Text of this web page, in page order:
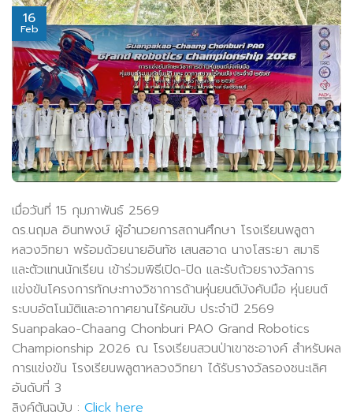
16
Feb
เมื่อวันที่ 15 กุมภาพันธ์ 2569
ดร.นฤมล อินทพงษ์ ผู้อำนวยการสถานศึกษา โรงเรียนพลูตา
หลวงวิทยา พร้อมด้วยนายอินทัช เสนสอาด นางโสระยา สมาธิ
และตัวแทนนักเรียน เข้าร่วมพิธีเปิด-ปิด และรับถ้วยรางวัลการ
แข่งขันโครงการทักษะทางวิชาการด้านหุ่นยนต์บังคับมือ หุ่นยนต์
ระบบอัตโนมัติและอากาศยานไร้คนขับ ประจำปี 2569
Suanpakao-Chaang Chonburi PAO Grand Robotics
Championship 2026 ณ โรงเรียนสวนป่าเขาชะอางค์ สำหรับผล
การแข่งขัน โรงเรียนพลูตาหลวงวิทยา ได้รับรางวัลรองชนะเลิศ
อันดับที่ 3
ลิงค์ต้นฉบับ : Click here